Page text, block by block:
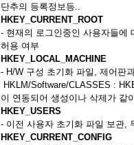
단추의 등록정보등..
HKEY_CURRENT_ROOT
- 현재의 로그인중인 사용자들에
허용 여부
HKEY_LOCAL_MACHINE
- H/W 구성 초기화 파일, 제어판
HKLM/Software/CLASSES :
이 연동되어 생성이나 삭제가 같
HKEY_USERS
- 이전 사용자 초기화 파일 보관,
HKEY_CURRENT_CONFIG